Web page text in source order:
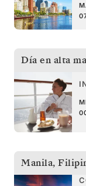
Día en alta
Manila,